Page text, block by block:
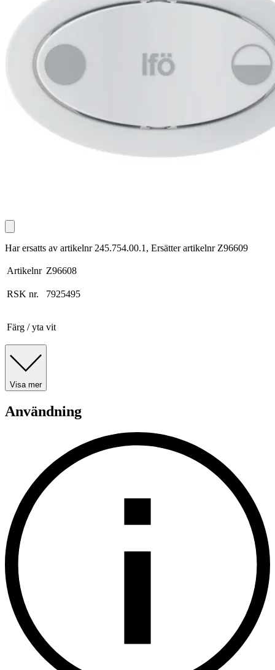
Har ersatts av artikelnr 245.754.00.1, Ersätter artikelnr Z96609
Artikelnr Z96608
RSK nr. 7925495
Färg / yta vit
Visa mer
Användning